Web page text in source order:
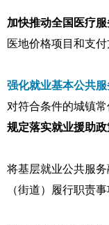
加快推动全国医疗
医地价格项目和支付
强化就业基本公共服
对符合条件的城镇
规定落实就业援助政
将基层就业公共服
（街道）履行职责